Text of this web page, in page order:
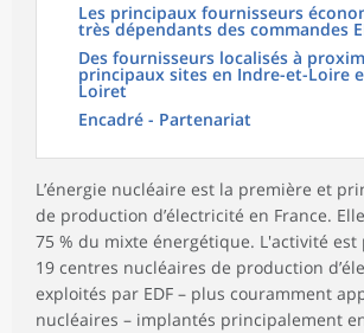
Les principaux fournisseurs
très dépendants des commandes
Des fournisseurs localisés à
principaux sites en Indre-et-Loire
Loiret
Encadré - Partenariat
L’énergie nucléaire est la première et
de production d’électricité en France.
75 % du mixte énergétique. L'activité
19 centres nucléaires de production
exploités par EDF – plus couramment
nucléaires – implantés principalement